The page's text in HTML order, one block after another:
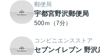
郵便局
宇都宮野沢郵便局
500ｍ（7分）
コンビニエンスストア
セブンイレブン 野沢